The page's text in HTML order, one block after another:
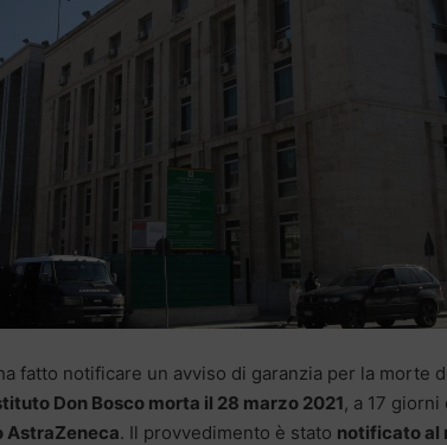
fatto notificare un avviso di garanzia per la morte
Don Bosco morta il 28 marzo 2021, a 17
AstraZeneca. Il provvedimento è stato notificato al